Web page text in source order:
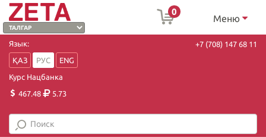
0
Меню
Язык:
ҚАЗ
РУС
ENG
Курс Нацбанка
467.48
5.73
+7 (708) 147 68 11